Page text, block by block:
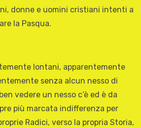
donne e uomini cristiani intenti a
la Pasqua.
lontani, apparentemente
senza alcun nesso di
vedere un nesso c’è ed è da
più marcata indifferenza per
Radici, verso la propria Storia,